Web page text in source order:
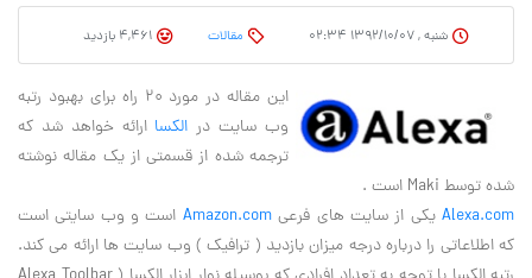
شنبه , ۱۳۹۲/۱۰/۰۷ ۰۲:۳۴ مقالات 4,461 بازدید
این مقاله در مورد ۲۰ راه برای بهبود رتبه
وب سایت در الکسا ارائه خواهد شد که
ترجمه شده از قسمتی از یک مقاله نوشته
شده توسط Maki است .
Alexa.comیکی از سایت های فرعیAmazon.com است و وب سایتی است
که اطلاعاتی را درباره درجه میزان بازدید ( ترافیک ) وب سایت ها ارائه می کند.